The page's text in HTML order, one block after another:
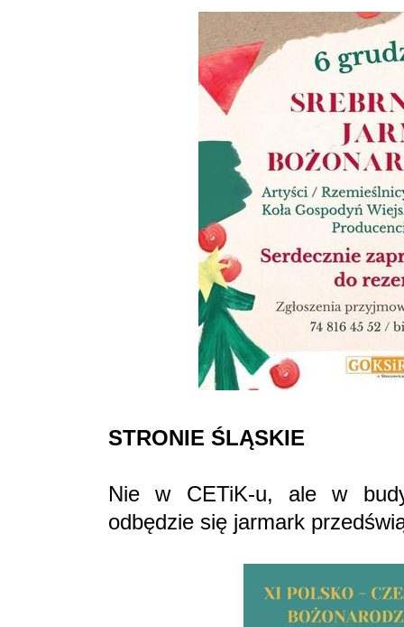
STRONIE ŚLĄSKIE
Nie w CETiK-u, ale w
odbędzie się jarmark